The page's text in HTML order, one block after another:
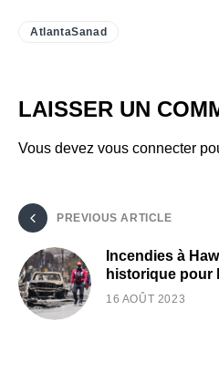
AtlantaSanad
LAISSER UN
Vous devez vous connecter
PREVIOUS ARTICLE
Incendies à
historique pour
16 AOÛT 2023